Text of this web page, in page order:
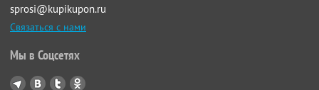
sprosi@kupikupon.ru
Связаться с нами
Мы в Соцсетях